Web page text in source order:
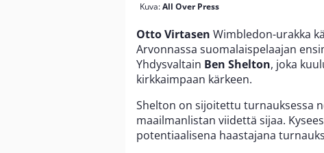
Kuva:All Over Press
Otto Virtasen Wimbledon-urakka
Arvonnassa suomalaispelaajan
Yhdysvaltain Ben Shelton, joka
kirkkaimpaan kärkeen.
Shelton on sijoitettu turnauksessa
maailmanlistan viidettä sijaa.
potentiaalisena haastajana